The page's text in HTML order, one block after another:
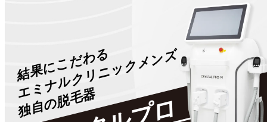
結果にこだわる
エミナルクリニックメンズ
独自の脱毛器